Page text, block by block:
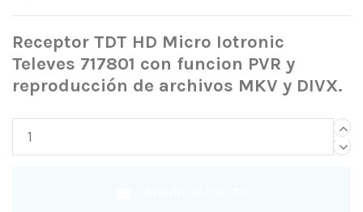
Receptor TDT HD Micro Iotronic
Televes 717801 con funcion PVR y
reproducción de archivos MKV y DIVX.